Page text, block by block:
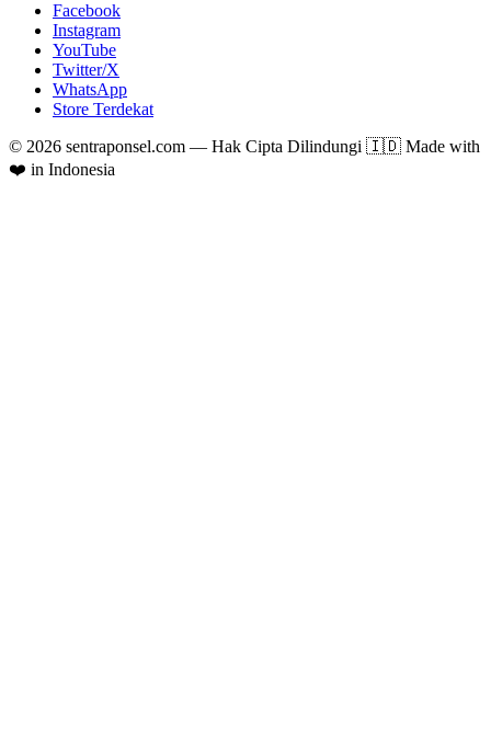
Facebook
Instagram
YouTube
Twitter/X
WhatsApp
Store Terdekat
© 2026 sentraponsel.com — Hak Cipta Dilindungi 🇮🇩 Made with
❤️ in Indonesia